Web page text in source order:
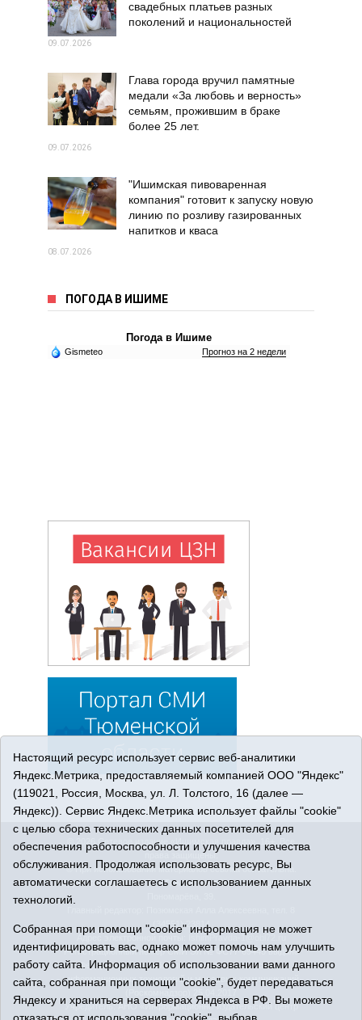
свадебных платьев разных
поколений и национальностей
09.07.2026
Глава города вручил памятные
медали «За любовь и верность»
семьям, прожившим в браке
более 25 лет.
09.07.2026
"Ишимская пивоваренная
компания" готовит к запуску новую
линию по розливу газированных
напитков и кваса
08.07.2026
ПОГОДА В ИШИМЕ
Погода в Ишиме
Gismeteo Прогноз на 2 недели
© 2026 Сетевое издание «Ишимская правда». 16+. Все
права защищены.
© При использовании материалов ссылка обязательна.
Адрес редакции: 627750 Тюменская область, г. Ишим, ул.
(34551) 23814
Адрес электронной почты:
IshimPravda-1@obl72.ru
Регистрационный номер СМИ Эл № ФС77-69445 выдано
Федеральной службой по надзору в сфере связи,
информационных технологий и массовых коммуникаций
Учредитель: АНО «Информационно-издательский центр
Настоящий ресурс использует сервис веб-аналитики
Яндекс.Метрика, предоставляемый компанией ООО "Яндекс"
(119021, Россия, Москва, ул. Л. Толстого, 16 (далее —
Яндекс)). Сервис Яндекс.Метрика использует файлы "cookie"
с целью сбора технических данных посетителей для
обеспечения работоспособности и улучшения качества
обслуживания. Продолжая использовать ресурс, Вы
автоматически соглашаетесь с использованием данных
технологий.
Собранная при помощи "cookie" информация не может
идентифицировать вас, однако может помочь нам улучшить
работу сайта. Информация об использовании вами данного
сайта, собранная при помощи "cookie", будет передаваться
Яндексу и храниться на серверах Яндекса в РФ. Вы можете